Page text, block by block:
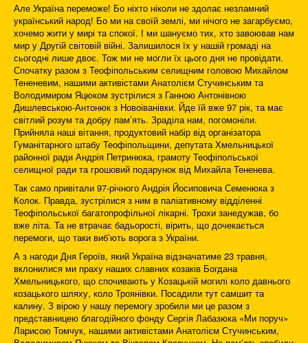
Але Україна переможе! Бо ніхто ніколи не здолає незламний
український народ! Бо ми на своїй землі, ми нічого не загарбуємо,
хочемо жити у мирі та спокої. І ми шануємо тих, хто завоював нам
мир у Другій світовій війні. Залишилося їх у нашій громаді на
сьогодні лише двоє. Тож ми не могли їх цього дня не провідати.
Спочатку разом з Теофіпольським селищним головою Михайлом
Тененевим, нашими активістами Анатолієм Стучинським та
Володимиром Яцюком зустрілися з Ганною Антонівною
Дишлевською-Антонюк з Новоіванівки. Йде їй вже 97 рік, та має
світлий розум та добру пам’ять. Зраділа нам, погомоніли.
Прийняла наші вітання, продуктовий набір від організатора
Гуманітарного штабу Теофіпольщини, депутата Хмельницької
районної ради Андрія Петринюка, грамоту Теофіпольської
селищної ради та грошовий подарунок від Михайла Тененева.
Так само привітали 97-річного Андрія Йосиповича Семенюка з
Колок. Правда, зустрілися з ним в паліативному відділенні
Теофіпольської багатопрофільної лікарні. Трохи занедужав, бо
вже літа. Та не втрачає бадьорості, вірить, що дочекається
перемоги, що таки виб’ють ворога з України.
А з нагоди Дня Героїв, який Україна відзначатиме 23 травня,
вклонилися ми праху наших славних козаків Богдана
Хмельницького, що спочивають у Козацькій могилі коло давнього
козацького шляху, коло Троянівки. Посадили тут самшит та
калину. З вірою у нашу перемогу зробили ми це разом з
представницею благодійного фонду Сергія Лабазюка «Ми поруч»
Ларисою Томчук, нашими активістами Анатолієм Стучинським,